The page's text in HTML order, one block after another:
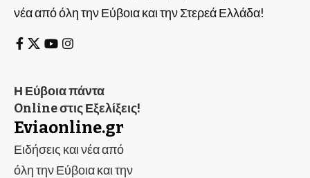
νέα από όλη την Εύβοια και την Στερεά Ελλάδα!
Η Εύβοια πάντα
Online στις Εξελίξεις!
Eviaonline.gr
Ειδήσεις και νέα από
όλη την Εύβοια και την